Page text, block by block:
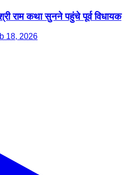
राम कथा सुनने पहुंचे पूर्व विधायक
18, 2026